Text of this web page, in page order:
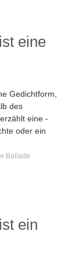
eine
Gedichtform,
des
eine -
oder ein
Ballade
ein